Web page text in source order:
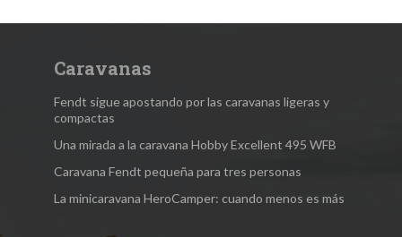
Caravanas
Fendt sigue apostando por las caravanas ligeras y
compactas
Una mirada a la caravana Hobby Excellent 495 WFB
Caravana Fendt pequeña para tres personas
La minicaravana HeroCamper: cuando menos es más